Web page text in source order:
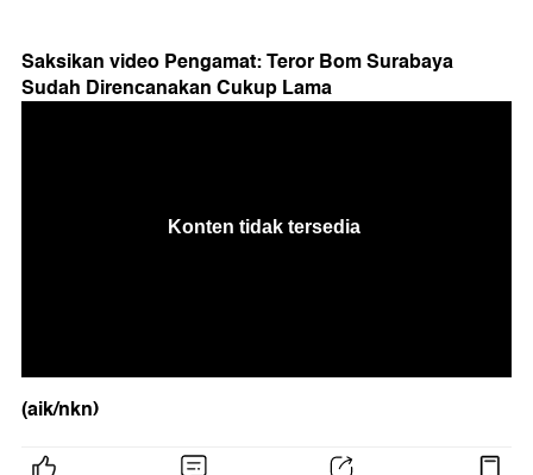
Saksikan video Pengamat: Teror Bom Surabaya
Sudah Direncanakan Cukup Lama
(aik/nkn)